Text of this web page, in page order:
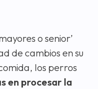
o senior’
de cambios en su
los perros
en procesar la